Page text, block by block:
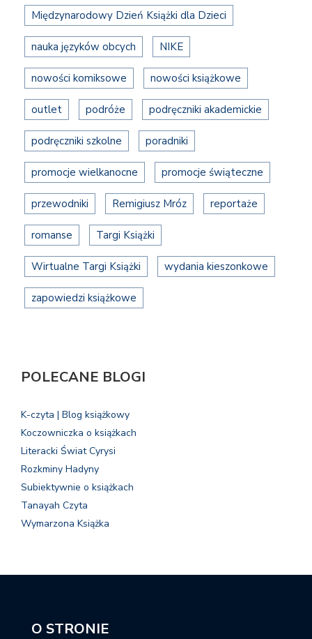
Międzynarodowy Dzień Książki dla Dzieci
nauka języków obcych NIKE
nowości komiksowe nowości książkowe
outlet podróże podręczniki akademickie
podręczniki szkolne poradniki
promocje wielkanocne promocje świąteczne
przewodniki Remigiusz Mróz reportaże
romanse Targi Książki
Wirtualne Targi Książki wydania kieszonkowe
zapowiedzi książkowe
POLECANE BLOGI
K-czyta | Blog książkowy
Koczowniczka o książkach
Literacki Świat Cyrysi
Rozkminy Hadyny
Subiektywnie o książkach
Tanayah Czyta
Wymarzona Książka
O STRONIE